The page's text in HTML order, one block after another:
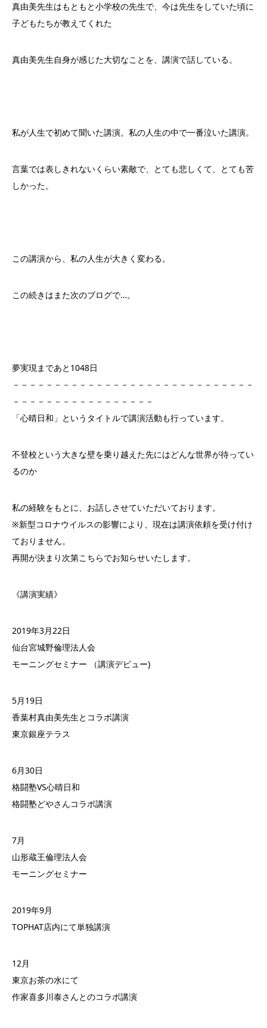
真由美先生はもともと小学校の先生で、今は先生をしていた頃に
子どもたちが教えてくれた
真由美先生自身が感じた大切なことを、講演で話している。
私が人生で初めて聞いた講演。私の人生の中で一番泣いた講演。
言葉では表しきれないくらい素敵で、とても悲しくて、とても苦
しかった。
この講演から、私の人生が大きく変わる。
この続きはまた次のブログで…。
夢実現まであと1048日
－－－－－－－－－－－－－－－－－－－－－－－－－－－－－
－－－－－－－－－－－－－－－－－
「心晴日和」というタイトルで講演活動も行っています。
不登校という大きな壁を乗り越えた先にはどんな世界が待ってい
るのか
私の経験をもとに、お話しさせていただいております。
※新型コロナウイルスの影響により、現在は講演依頼を受け付け
ておりません。
再開が決まり次第こちらでお知らせいたします。
《講演実績》
2019年3月22日
仙台宮城野倫理法人会
モーニングセミナー （講演デビュー)
5月19日
香葉村真由美先生とコラボ講演
東京銀座テラス
6月30日
格闘塾VS心晴日和
格闘塾どやさんコラボ講演
7月
山形蔵王倫理法人会
モーニングセミナー
2019年9月
TOPHAT店内にて単独講演
12月
東京お茶の水にて
作家喜多川泰さんとのコラボ講演